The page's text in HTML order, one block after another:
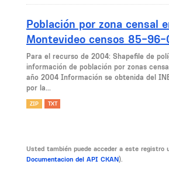
Población por zona censal
Montevideo censos 85-96-
Para el recurso de 2004: Shapefile de
información de población por zonas
año 2004 Información se obtenida del
por la...
ZIP TXT
Usted también puede acceder a este registro
Documentacion del API CKAN).